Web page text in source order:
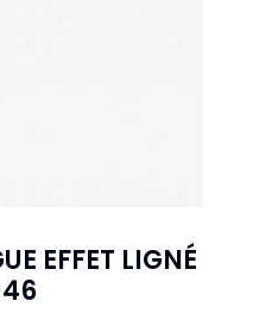
EFFET LIGNÉ
46